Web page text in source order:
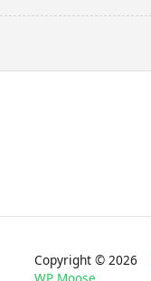
Copyright © 2026